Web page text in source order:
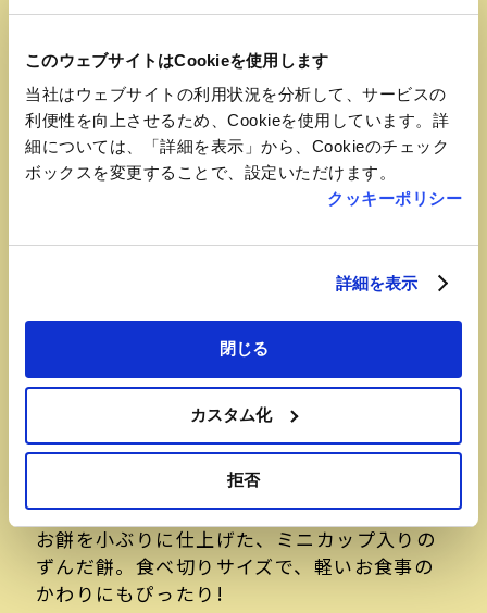
このウェブサイトはCookieを使用します
当社はウェブサイトの利用状況を分析して、サービスの
利便性を向上させるため、Cookieを使用しています。詳
細については、「詳細を表示」から、Cookieのチェック
ボックスを変更することで、設定いただけます。
クッキーポリシー
詳細を表示
閉じる
カスタム化
拒否
【ずんだシェイクエクスプレス】
お餅を小ぶりに仕上げた、ミニカップ入りの
ずんだ餅。食べ切りサイズで、軽いお食事の
かわりにもぴったり!